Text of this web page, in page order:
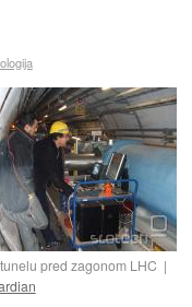
pred zagonom LHC